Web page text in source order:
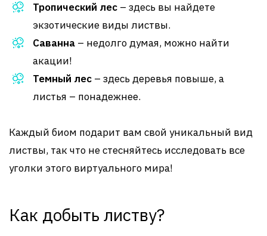
Тропический лес – здесь вы найдете
экзотические виды листвы.
Саванна – недолго думая, можно найти
акации!
Темный лес – здесь деревья повыше, а
листья – понадежнее.
Каждый биом подарит вам свой уникальный вид
листвы, так что не стесняйтесь исследовать все
уголки этого виртуального мира!
Как добыть листву?